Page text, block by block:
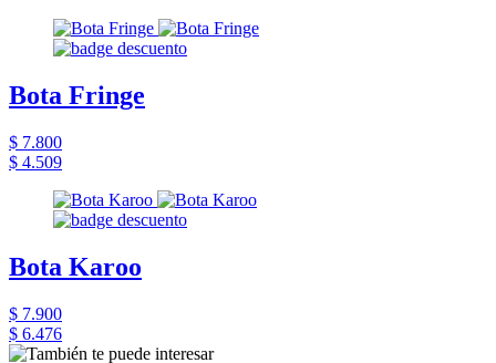
Bota Fringe
$ 7.800
$ 4.509
Bota Karoo
$ 7.900
$ 6.476